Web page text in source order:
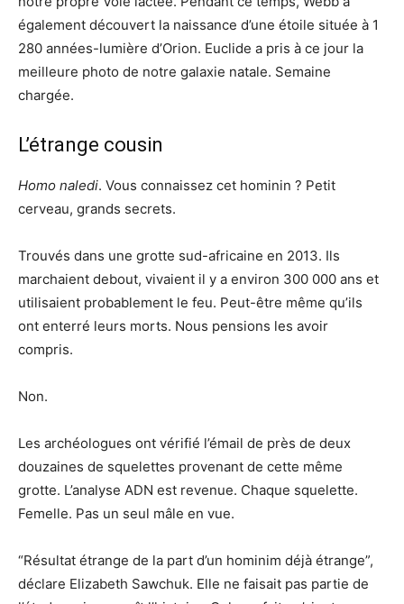
également découvert la naissance d’une étoile située à 1
280 années-lumière d’Orion. Euclide a pris à ce jour la
meilleure photo de notre galaxie natale. Semaine
chargée.
L’étrange cousin
Homo naledi. Vous connaissez cet hominin ? Petit
cerveau, grands secrets.
Trouvés dans une grotte sud-africaine en 2013. Ils
marchaient debout, vivaient il y a environ 300 000 ans et
utilisaient probablement le feu. Peut-être même qu’ils
ont enterré leurs morts. Nous pensions les avoir
compris.
Non.
Les archéologues ont vérifié l’émail de près de deux
douzaines de squelettes provenant de cette même
grotte. L’analyse ADN est revenue. Chaque squelette.
Femelle. Pas un seul mâle en vue.
“Résultat étrange de la part d’un hominim déjà étrange”,
déclare Elizabeth Sawchuk. Elle ne faisait pas partie de